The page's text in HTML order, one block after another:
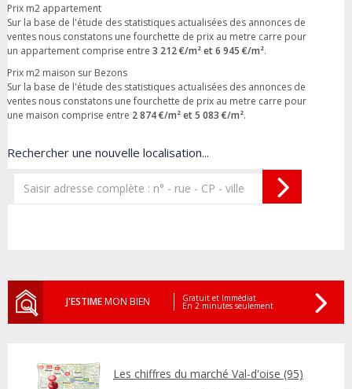
Prix m2 appartement
Sur la base de l'étude des statistiques actualisées des annonces de
ventes nous constatons une fourchette de prix au metre carre pour
un appartement comprise entre 3 212 €/m² et 6 945 €/m².
Prix m2 maison sur Bezons
Sur la base de l'étude des statistiques actualisées des annonces de
ventes nous constatons une fourchette de prix au metre carre pour
une maison comprise entre 2 874 €/m² et 5 083 €/m².
Rechercher une nouvelle localisation...
J'ESTIMEMON BIEN Gratuit et Immédiat
En 2 minutes seulement
Les chiffres du marché Val-d'oise (95)